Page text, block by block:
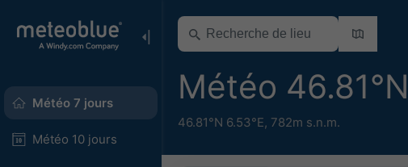
Météo 7 jours
Météo 10 jours
Météo
46.81°N 6.53°E, 782m s.n.m.